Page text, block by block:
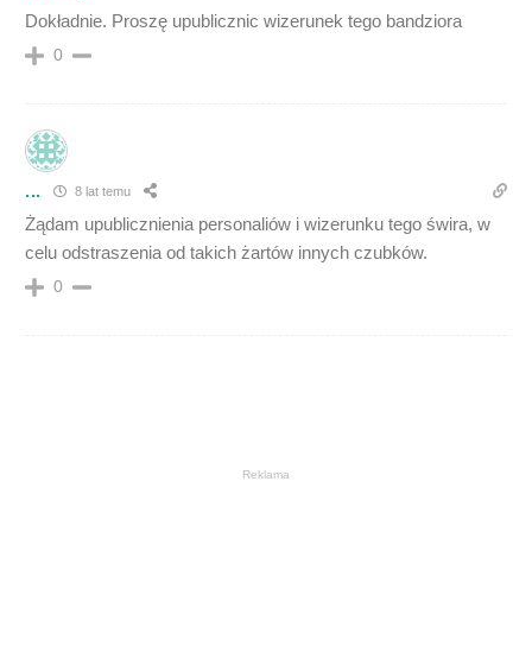
Dokładnie. Proszę upublicznic wizerunek tego bandziora
0
... 8 lat temu
Żądam upublicznienia personaliów i wizerunku tego świra, w
celu odstraszenia od takich żartów innych czubków.
0
Reklama